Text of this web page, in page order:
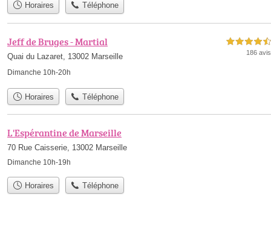
Horaires Téléphone
Jeff de Bruges - Martial
Quai du Lazaret, 13002 Marseille
Dimanche 10h-20h
4,5 étoiles sur 5
186 avis
Horaires Téléphone
L'Espérantine de Marseille
70 Rue Caisserie, 13002 Marseille
Dimanche 10h-19h
Horaires Téléphone